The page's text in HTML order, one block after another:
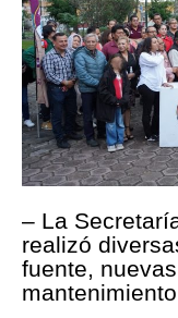
– La
realizó
fuente,